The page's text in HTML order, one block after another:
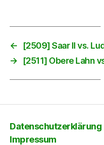
←
[2509] Saar II vs.
→
[2511] Obere Lahn
Datenschutzerklärung
Impressum